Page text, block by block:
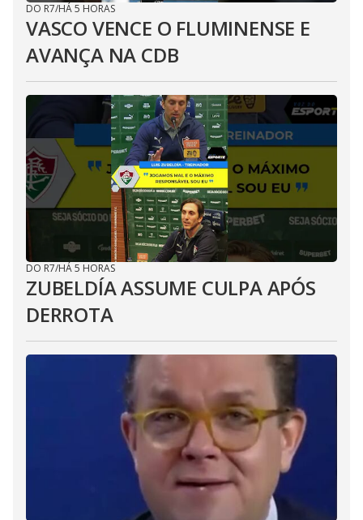
DO R7/HÁ 5 HORAS
VASCO VENCE O FLUMINENSE E
AVANÇA NA CDB
DO R7/HÁ 5 HORAS
ZUBELDÍA ASSUME CULPA APÓS
DERROTA